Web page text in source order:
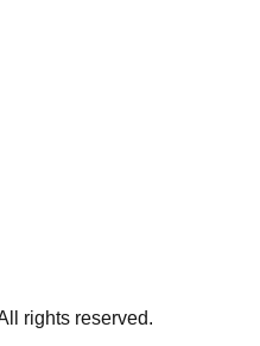
rights reserved.